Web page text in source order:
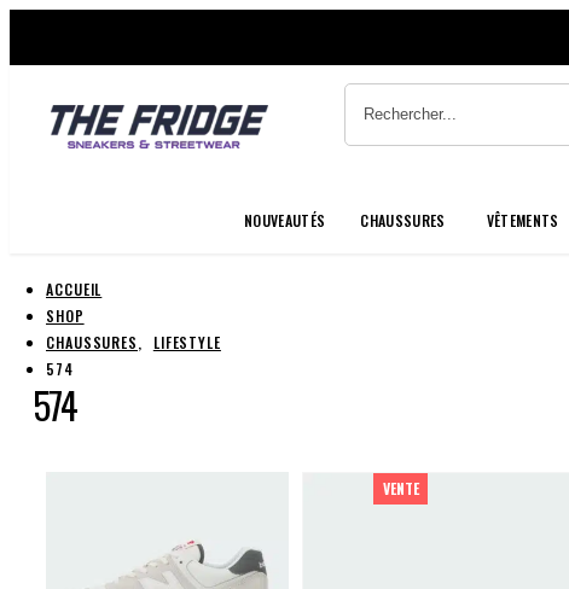
NOUVEAUTÉS CHAUSSURES VÊTEMENTS
ACCUEIL
SHOP
CHAUSSURES,
LIFESTYLE
574
574
VENTE